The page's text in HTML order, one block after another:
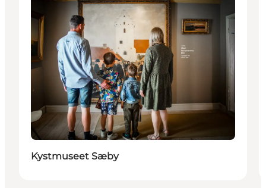
Kystmuseet Sæby